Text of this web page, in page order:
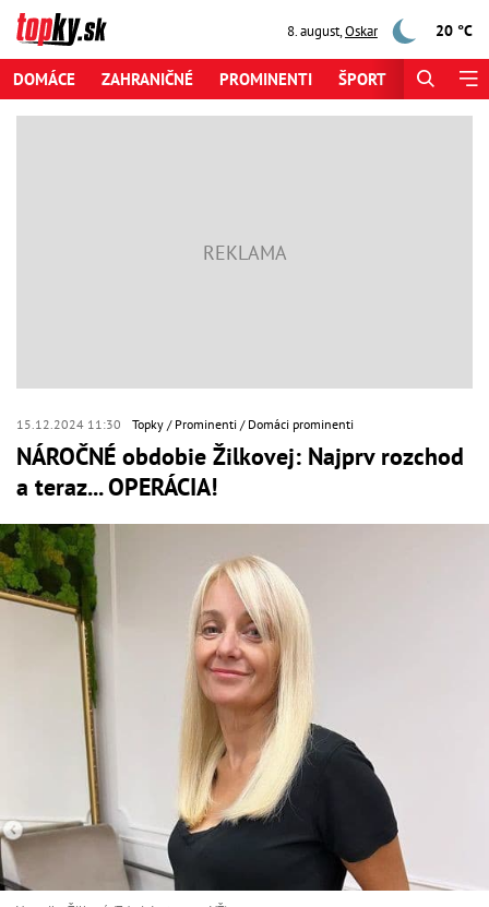
8. august,Oskar 20 °C
DOMÁCE ZAHRANIČNÉ PROMINENTI ŠPORT
15.12.2024 11:30 Topky Prominenti Domáci prominenti
NÁROČNÉ obdobie Žilkovej: Najprv rozchod
a teraz... OPERÁCIA!